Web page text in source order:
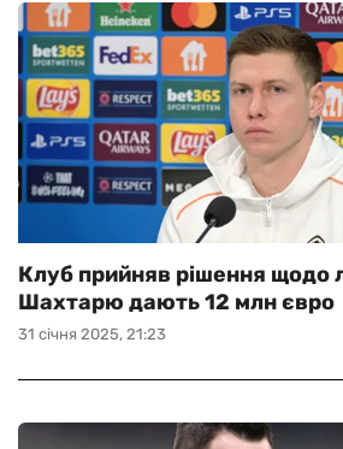
31 січня 2025, 21:23
Клуб прийняв рішення щодо
Шахтарю дають 12 млн євро